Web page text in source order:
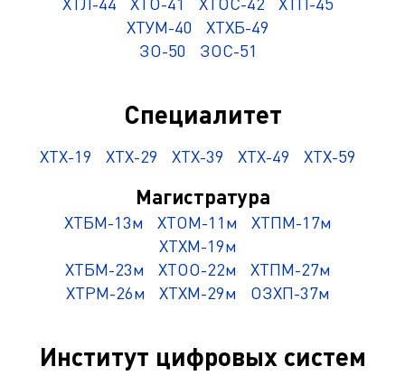
ХТУМ-40
ХТХБ-49
ЗО-50
ЗОС-51
Специалитет
ХТХ-19 ХТХ-29 ХТХ-39 ХТХ-49 ХТХ-59
Магистратура
ХТБМ-13м ХТОМ-11м
ХТПМ-17м
ХТХМ-19м
ХТБМ-23м
ХТОО-22м
ХТПМ-27м
ХТРМ-26м
ХТХМ-29м ОЗХП-37м
Институт цифровых систем